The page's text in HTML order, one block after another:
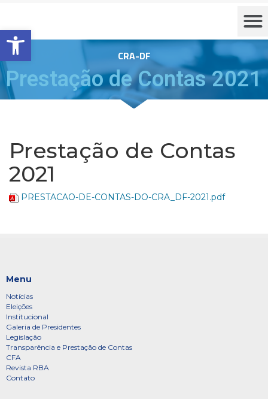
Barra de Ferramentas Aberta
CRA-DF
Prestação de Contas 2021
Prestação de Contas
2021
PRESTACAO-DE-CONTAS-DO-CRA_DF-2021.pdf
Menu
Notícias
Eleições
Institucional
Galeria de Presidentes
Legislação
Transparência e Prestação de Contas
CFA
Revista RBA
Contato